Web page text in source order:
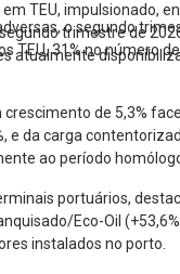
TEU, impulsionado,
trimestre de
atualmente
o segundo
31% no número
de 5,3%
da carga
ao período
portuários,
Eco-Oil
instalados no porto.